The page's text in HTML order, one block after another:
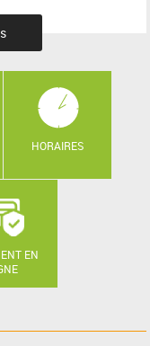
HORAIRES
EN